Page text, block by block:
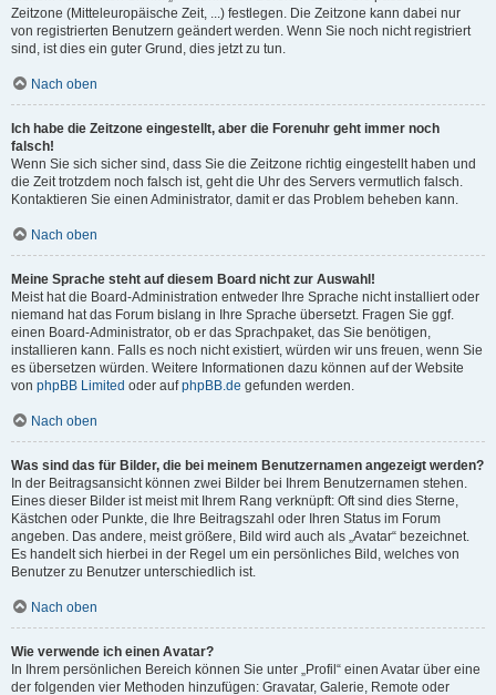
Zeitzone (Mitteleuropäische Zeit, ...) festlegen. Die Zeitzone kann dabei nur
von registrierten Benutzern geändert werden. Wenn Sie noch nicht registriert
sind, ist dies ein guter Grund, dies jetzt zu tun.
Nach oben
Ich habe die Zeitzone eingestellt, aber die Forenuhr geht immer noch
falsch!
Wenn Sie sich sicher sind, dass Sie die Zeitzone richtig eingestellt haben und
die Zeit trotzdem noch falsch ist, geht die Uhr des Servers vermutlich falsch.
Kontaktieren Sie einen Administrator, damit er das Problem beheben kann.
Nach oben
Meine Sprache steht auf diesem Board nicht zur Auswahl!
Meist hat die Board-Administration entweder Ihre Sprache nicht installiert oder
niemand hat das Forum bislang in Ihre Sprache übersetzt. Fragen Sie ggf.
einen Board-Administrator, ob er das Sprachpaket, das Sie benötigen,
installieren kann. Falls es noch nicht existiert, würden wir uns freuen, wenn Sie
es übersetzen würden. Weitere Informationen dazu können auf der Website
von phpBB Limited oder aufphpBB.de gefunden werden.
Nach oben
Was sind das für Bilder, die bei meinem Benutzernamen angezeigt werden?
In der Beitragsansicht können zwei Bilder bei Ihrem Benutzernamen stehen.
Eines dieser Bilder ist meist mit Ihrem Rang verknüpft: Oft sind dies Sterne,
Kästchen oder Punkte, die Ihre Beitragszahl oder Ihren Status im Forum
angeben. Das andere, meist größere, Bild wird auch als „Avatar“ bezeichnet.
Es handelt sich hierbei in der Regel um ein persönliches Bild, welches von
Benutzer zu Benutzer unterschiedlich ist.
Nach oben
Wie verwende ich einen Avatar?
In Ihrem persönlichen Bereich können Sie unter „Profil“ einen Avatar über eine
der folgenden vier Methoden hinzufügen: Gravatar, Galerie, Remote oder